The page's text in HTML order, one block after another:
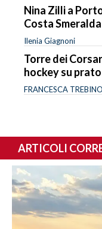
Nina Zilli a
Costa Smeralda
Ilenia Giagnoni
Torre dei
hockey su
FRANCESCA TREBINO
ARTICOLI